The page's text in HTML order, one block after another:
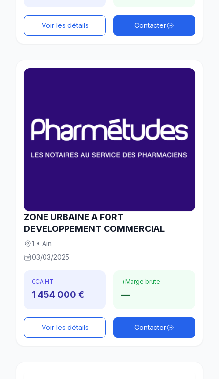
Voir les détails Contacter
ZONE URBAINE A FORT
DEVELOPPEMENT COMMERCIAL
1 • Ain
03/03/2025
€CA HT
1 454 000 €
+Marge brute
—
Voir les détails Contacter